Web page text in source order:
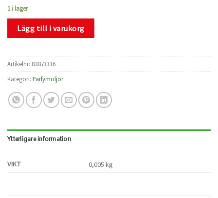
1 i lager
Lägg till i varukorg
Artikelnr: B3873316
Kategori: Parfymoljor
Ytterligare information
VIKT 0,005 kg